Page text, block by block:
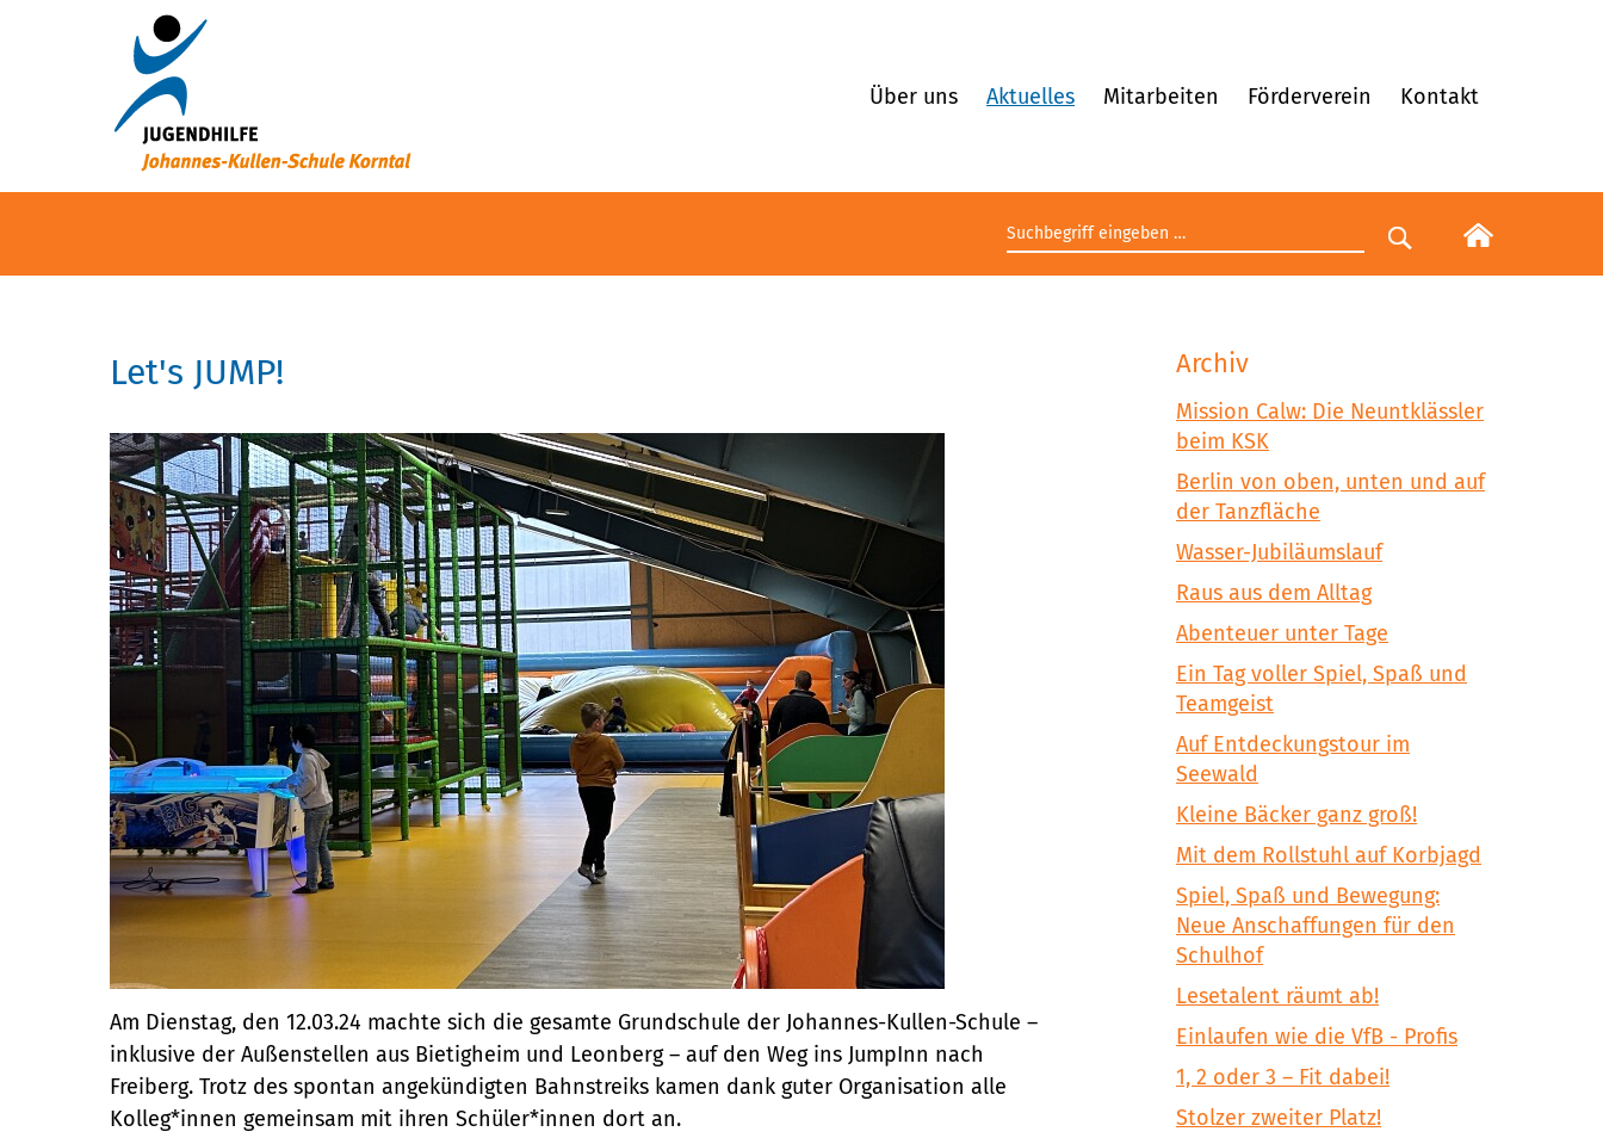
Über uns Aktuelles Mitarbeiten Förderverein Kontakt
Suchbegriff eingeben
Suche starten
Let's JUMP!
Am Dienstag, den 12.03.24 machte sich die gesamte Grundschule der Johannes-Kullen-Schule –
inklusive der Außenstellen aus Bietigheim und Leonberg – auf den Weg ins JumpInn nach
Freiberg. Trotz des spontan angekündigten Bahnstreiks kamen dank guter Organisation alle
Kolleg*innen gemeinsam mit ihren Schüler*innen dort an.
Archiv
Mission Calw: Die Neuntklässler
beim KSK
Berlin von oben, unten und auf
der Tanzfläche
Wasser-Jubiläumslauf
Raus aus dem Alltag
Abenteuer unter Tage
Ein Tag voller Spiel, Spaß und
Teamgeist
Auf Entdeckungstour im
Seewald
Kleine Bäcker ganz groß!
Mit dem Rollstuhl auf Korbjagd
Spiel, Spaß und Bewegung:
Neue Anschaffungen für den
Schulhof
Lesetalent räumt ab!
Einlaufen wie die VfB - Profis
1, 2 oder 3 – Fit dabei!
Stolzer zweiter Platz!